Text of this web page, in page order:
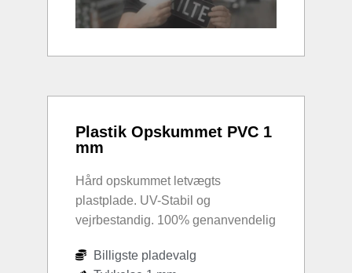
Plastik Opskummet PVC 1
mm
Hård opskummet letvægts
plastplade. UV-Stabil og
vejrbestandig. 100% genanvendelig
Billigste pladevalg